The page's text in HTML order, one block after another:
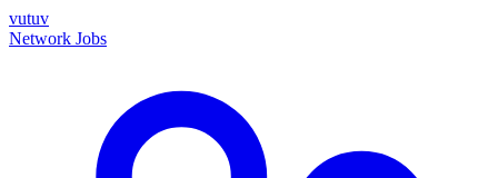
vutuv
Network Jobs